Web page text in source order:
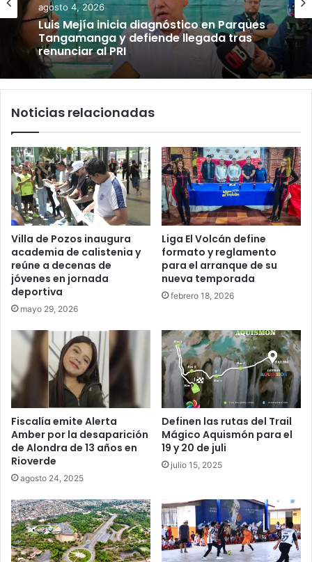
agosto 4, 2026
Luis Mejía inicia diagnóstico en Parques
Tangamanga y defiende llegada tras
renunciar al PRI
Noticias relacionadas
Villa de Pozos inaugura
academia de calistenia y
reúne a decenas de
jóvenes en jornada
deportiva
mayo 29, 2026
Liga El Volcán define
formato y reglamento
para el arranque de su
nueva temporada
febrero 18, 2026
Fiscalía emite Alerta
Amber por la desaparición
de Alondra de 13 años en
Rioverde
agosto 24, 2025
Definen las rutas del Trail
Mágico Aquismón para el
19 y 20 de juli
julio 15, 2025